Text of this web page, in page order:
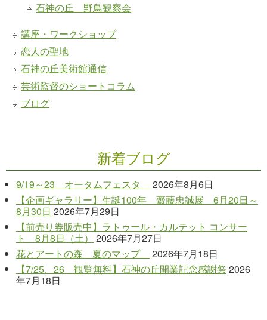
石神の丘 野鳥観察会
講座・ワークショップ
恋人の聖地
石神の丘美術館通信
芸術監督のショートコラム
ブログ
新着ブログ
9/19～23 オータムフェスタ
2026年8月6日
【企画ギャラリー】生誕100年 齋藤忠誠展 6月20日～
8月30日 2026年7月29日
【前売り券販売中】ラトゥール・カルテット コンサー
ト 8月8日（土）
2026年7月27日
花とアートの森 夏のマップ
2026年7月18日
【7/25、26 観覧無料】石神の丘開業記念感謝祭 2026
年7月18日